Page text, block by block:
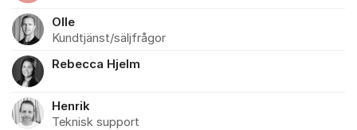
Olle
Kundtjänst/säljfrågor
Rebecca Hjelm
Henrik
Teknisk support